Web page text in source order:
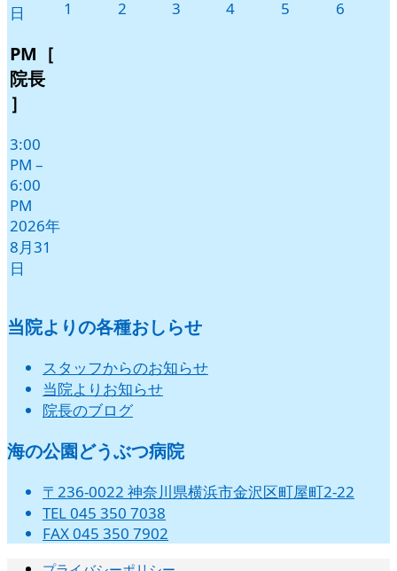
日
PM［
院長
］
3:00
PM –
6:00
PM
2026年
8月31
日
1 2 3 42026
5 6
当院よりの各種おしらせ
スタッフからのお知らせ
当院よりお知らせ
院長のブログ
海の公園どうぶつ病院
〒236-0022 神奈川県横浜市金沢区町屋町2-22
TEL 045 350 7038
FAX 045 350 7902